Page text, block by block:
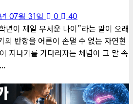
07월 31일 0 40
년이 제일 무서운 나이”라는 말이 오래
의 반항을 어른이 손댈 수 없는 자연현
지나기를 기다리자는 체념이 그 말 속